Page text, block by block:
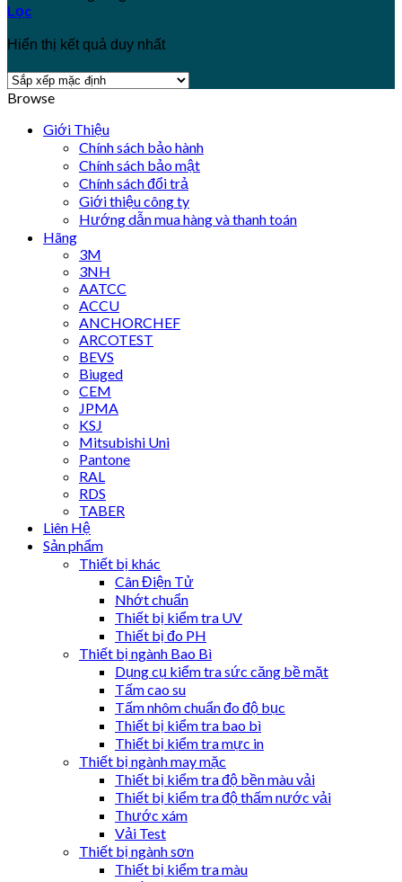
Lọc
Hiển thị kết quả duy nhất
Browse
Giới Thiệu
Chính sách bảo hành
Chính sách bảo mật
Chính sách đổi trả
Giới thiệu công ty
Hướng dẫn mua hàng và thanh toán
Hãng
3M
3NH
AATCC
ACCU
ANCHORCHEF
ARCOTEST
BEVS
Biuged
CEM
JPMA
KSJ
Mitsubishi Uni
Pantone
RAL
RDS
TABER
Liên Hệ
Sản phẩm
Thiết bị khác
Cân Điện Tử
Nhớt chuẩn
Thiết bị kiểm tra UV
Thiết bị đo PH
Thiết bị ngành Bao Bì
Dụng cụ kiểm tra sức căng bề mặt
Tấm cao su
Tấm nhôm chuẩn đo độ bục
Thiết bị kiểm tra bao bì
Thiết bị kiểm tra mực in
Thiết bị ngành may mặc
Thiết bị kiểm tra độ bền màu vải
Thiết bị kiểm tra độ thấm nước vải
Thước xám
Vải Test
Thiết bị ngành sơn
Thiết bị kiểm tra màu